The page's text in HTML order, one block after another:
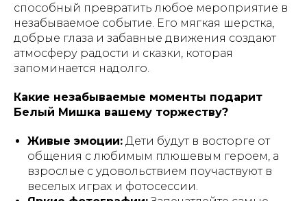
способный превратить любое мероприятие в
незабываемое событие. Его мягкая шерстка,
добрые глаза и забавные движения создают
атмосферу радости и сказки, которая
запоминается надолго.
Какие незабываемые моменты подарит
Белый Мишка вашему торжеству?
Живые эмоции: Дети будут в восторге от
общения с любимым плюшевым героем, а
взрослые с удовольствием поучаствуют в
веселых играх и фотосессии.